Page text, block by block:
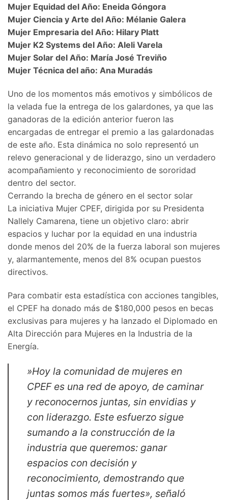
​Mujer Equidad del Año: Eneida Góngora
​Mujer Ciencia y Arte del Año: Mélanie Galera
​Mujer Empresaria del Año: Hilary Platt
​Mujer K2 Systems del Año: Aleli Varela
​Mujer Solar del Año: María José Treviño
Mujer Técnica del año: Ana Muradás
​Uno de los momentos más emotivos y simbólicos de
la velada fue la entrega de los galardones, ya que las
ganadoras de la edición anterior fueron las
encargadas de entregar el premio a las galardonadas
de este año. Esta dinámica no solo representó un
relevo generacional y de liderazgo, sino un verdadero
acompañamiento y reconocimiento de sororidad
dentro del sector.
​Cerrando la brecha de género en el sector solar
​La iniciativa Mujer CPEF, dirigida por su Presidenta
Nallely Camarena, tiene un objetivo claro: abrir
espacios y luchar por la equidad en una industria
donde menos del 20% de la fuerza laboral son mujeres
y, alarmantemente, menos del 8% ocupan puestos
directivos.
​Para combatir esta estadística con acciones tangibles,
el CPEF ha donado más de $180,000 pesos en becas
exclusivas para mujeres y ha lanzado el Diplomado en
Alta Dirección para Mujeres en la Industria de la
Energía.
​»Hoy la comunidad de mujeres en
CPEF es una red de apoyo, de caminar
y reconocernos juntas, sin envidias y
con liderazgo. Este esfuerzo sigue
sumando a la construcción de la
industria que queremos: ganar
espacios con decisión y
reconocimiento, demostrando que
juntas somos más fuertes», señaló